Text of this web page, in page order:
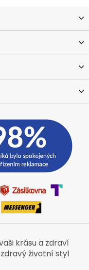
krásu a zdraví
životní styl